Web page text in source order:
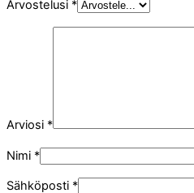
Arvostelusi *
Arviosi *
Nimi *
Sähköposti *